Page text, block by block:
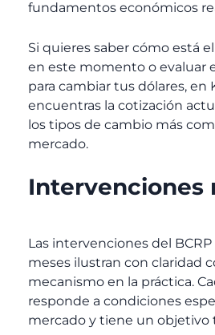
fundamentos económicos
Si quieres saber cómo está
en este momento o evaluar
para cambiar tus dólares, en
encuentras la cotización
los tipos de cambio más
mercado.
Intervenciones
Las intervenciones del
meses ilustran con claridad
mecanismo en la práctica.
responde a condiciones
mercado y tiene un objetivo